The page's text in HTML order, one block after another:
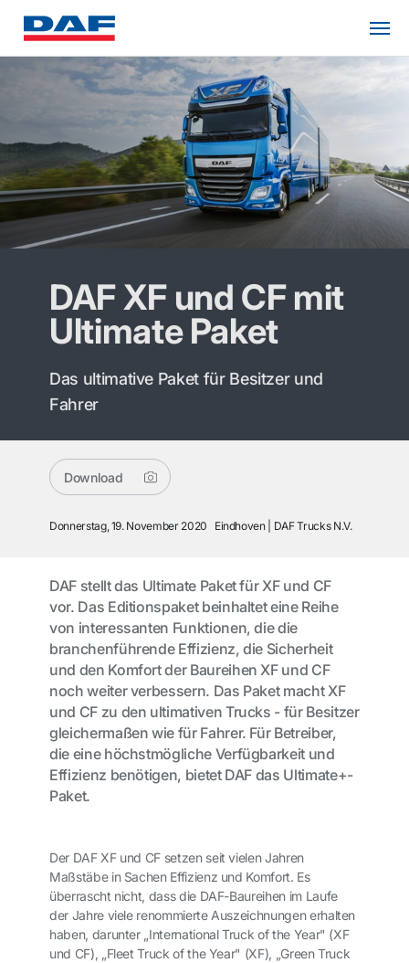
DAF XF und CF mit
Ultimate Paket
Das ultimative Paket für Besitzer und
Fahrer
Download
Donnerstag, 19. November 2020 Eindhoven DAF Trucks N.V.
DAF stellt das Ultimate Paket für XF und CF
vor. Das Editionspaket beinhaltet eine Reihe
von interessanten Funktionen, die die
branchenführende Effizienz, die Sicherheit
und den Komfort der Baureihen XF und CF
noch weiter verbessern. Das Paket macht XF
und CF zu den ultimativen Trucks - für Besitzer
gleichermaßen wie für Fahrer. Für Betreiber,
die eine höchstmögliche Verfügbarkeit und
Effizienz benötigen, bietet DAF das Ultimate+-
Paket.
Der DAF XF und CF setzen seit vielen Jahren
Maßstäbe in Sachen Effizienz und Komfort. Es
überrascht nicht, dass die DAF-Baureihen im Laufe
der Jahre viele renommierte Auszeichnungen erhalten
haben, darunter „International Truck of the Year" (XF
und CF), „Fleet Truck of the Year" (XF), „Green Truck